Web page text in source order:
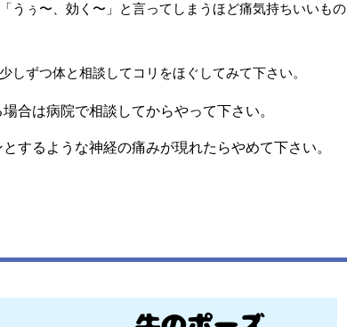
うぅ〜、効く〜」と言ってしまうほど痛気持ちいいもの
しずつ体と相談してコリをほぐしてみて下さい。
合は病院で相談してからやって下さい。
するような神経の痛みが現れたらやめて下さい。